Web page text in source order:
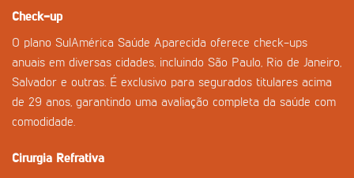
Check-up
O plano SulAmérica Saúde Aparecida oferece check-ups
anuais em diversas cidades, incluindo São Paulo, Rio de Janeiro,
Salvador e outras. É exclusivo para segurados titulares acima
de 29 anos, garantindo uma avaliação completa da saúde com
comodidade.
Cirurgia Refrativa